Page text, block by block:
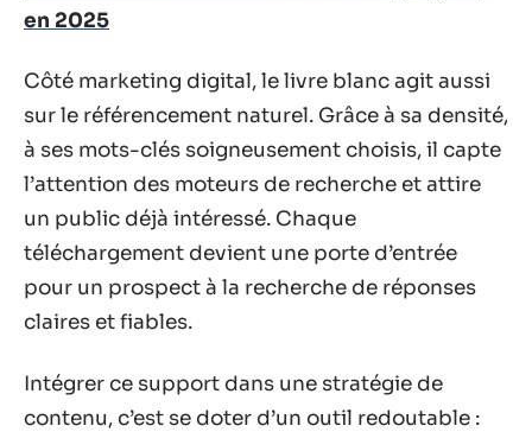
en 2025
Côté marketing digital, le livre blanc agit aussi
sur le référencement naturel. Grâce à sa densité,
à ses mots-clés soigneusement choisis, il capte
l’attention des moteurs de recherche et attire
un public déjà intéressé. Chaque
téléchargement devient une porte d’entrée
pour un prospect à la recherche de réponses
claires et fiables.
Intégrer ce support dans une stratégie de
contenu, c’est se doter d’un outil redoutable :